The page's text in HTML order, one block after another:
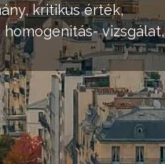
, kritikus érték,
vizsgálat,